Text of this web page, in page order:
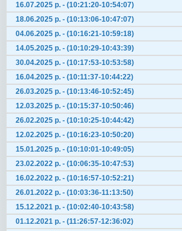
16.07.2025 р. - (10:21:20-10:54:07)
18.06.2025 р. - (10:13:06-10:47:07)
04.06.2025 р. - (10:16:21-10:59:18)
14.05.2025 р. - (10:10:29-10:43:39)
30.04.2025 р. - (10:17:53-10:53:58)
16.04.2025 р. - (10:11:37-10:44:22)
26.03.2025 р. - (10:13:46-10:52:45)
12.03.2025 р. - (10:15:37-10:50:46)
26.02.2025 р. - (10:10:25-10:44:42)
12.02.2025 р. - (10:16:23-10:50:20)
15.01.2025 р. - (10:10:01-10:49:05)
23.02.2022 р. - (10:06:35-10:47:53)
16.02.2022 р. - (10:16:57-10:52:21)
26.01.2022 р. - (10:03:36-11:13:50)
15.12.2021 р. - (10:02:40-10:43:58)
01.12.2021 р. - (11:26:57-12:36:02)